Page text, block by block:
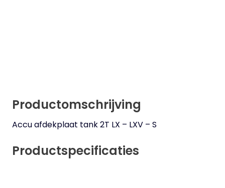
Productomschrijving
Accu afdekplaat tank 2T LX – LXV – S
Productspecificaties